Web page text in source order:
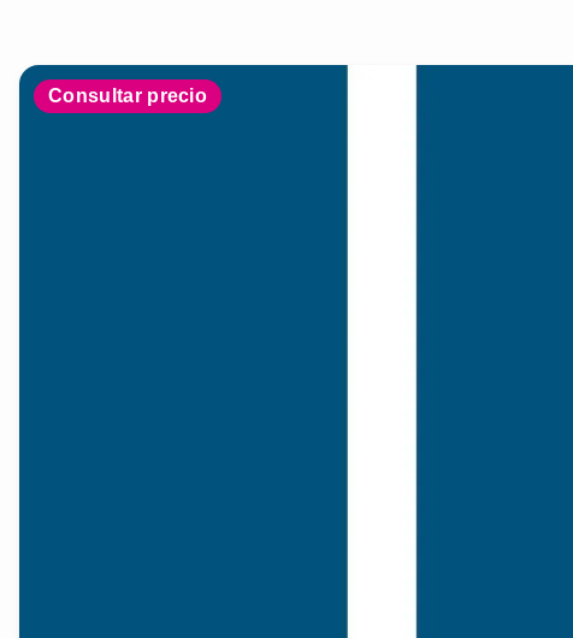
Consultar precio